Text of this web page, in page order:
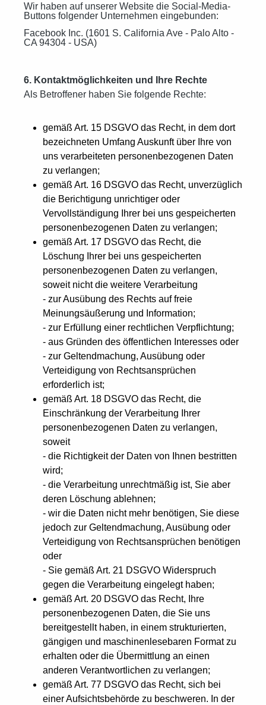
Wir haben auf unserer Website die Social-Media-
Buttons folgender Unternehmen eingebunden:
Facebook Inc. (1601 S. California Ave - Palo Alto -
CA 94304 - USA)
6. Kontaktmöglichkeiten und Ihre Rechte
Als Betroffener haben Sie folgende Rechte:
gemäß Art. 15 DSGVO das Recht, in dem dort
bezeichneten Umfang Auskunft über Ihre von
uns verarbeiteten personenbezogenen Daten
zu verlangen;
gemäß Art. 16 DSGVO das Recht, unverzüglich
die Berichtigung unrichtiger oder
Vervollständigung Ihrer bei uns gespeicherten
personenbezogenen Daten zu verlangen;
gemäß Art. 17 DSGVO das Recht, die
Löschung Ihrer bei uns gespeicherten
personenbezogenen Daten zu verlangen,
soweit nicht die weitere Verarbeitung
- zur Ausübung des Rechts auf freie
Meinungsäußerung und Information;
- zur Erfüllung einer rechtlichen Verpflichtung;
- aus Gründen des öffentlichen Interesses oder
- zur Geltendmachung, Ausübung oder
Verteidigung von Rechtsansprüchen
erforderlich ist;
gemäß Art. 18 DSGVO das Recht, die
Einschränkung der Verarbeitung Ihrer
personenbezogenen Daten zu verlangen,
soweit
- die Richtigkeit der Daten von Ihnen bestritten
wird;
- die Verarbeitung unrechtmäßig ist, Sie aber
deren Löschung ablehnen;
- wir die Daten nicht mehr benötigen, Sie diese
jedoch zur Geltendmachung, Ausübung oder
Verteidigung von Rechtsansprüchen benötigen
oder
- Sie gemäß Art. 21 DSGVO Widerspruch
gegen die Verarbeitung eingelegt haben;
gemäß Art. 20 DSGVO das Recht, Ihre
personenbezogenen Daten, die Sie uns
bereitgestellt haben, in einem strukturierten,
gängigen und maschinenlesebaren Format zu
erhalten oder die Übermittlung an einen
anderen Verantwortlichen zu verlangen;
gemäß Art. 77 DSGVO das Recht, sich bei
einer Aufsichtsbehörde zu beschweren. In der